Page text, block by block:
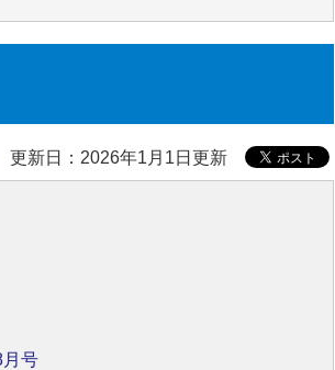
更新日：2026年1月1日更新
月号